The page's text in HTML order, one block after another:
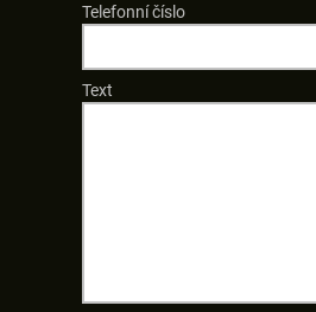
Telefonní číslo
Text